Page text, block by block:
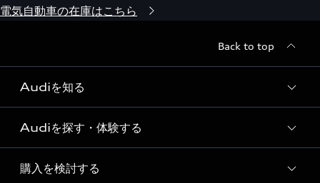
電気自動車の在庫はこちら
Back to top
Audiを知る
Audi ブランド
Story of Progress
Audiを探す・体験する
ディーラー検索
購入を検討する